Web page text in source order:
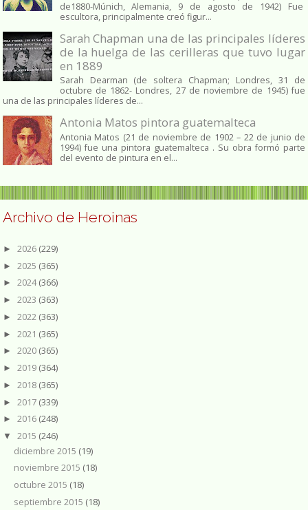
de1880-Múnich, Alemania, 9 de agosto de 1942) Fue
escultora, principalmente creó figur...
Sarah Chapman una de las principales líderes
de la huelga de las cerilleras que tuvo lugar
en 1889
Sarah Dearman (de soltera Chapman; Londres, 31 de
octubre de 1862​- Londres, 27 de noviembre de 1945)​ fue
una de las principales líderes de...
Antonia Matos pintora guatemalteca
Antonia Matos (21 de noviembre de 1902 – 22 de junio de
1994) fue una pintora guatemalteca . Su obra formó parte
del evento de pintura en el...
Archivo de Heroinas
► 2026 (229)
► 2025 (365)
► 2024(366)
► 2023 (363)
► 2022 (363)
► 2021 (365)
► 2020 (365)
► 2019 (364)
► 2018 (365)
► 2017 (339)
► 2016 (248)
▼ 2015 (246)
diciembre 2015 (19)
noviembre 2015 (18)
octubre 2015 (18)
septiembre 2015 (18)